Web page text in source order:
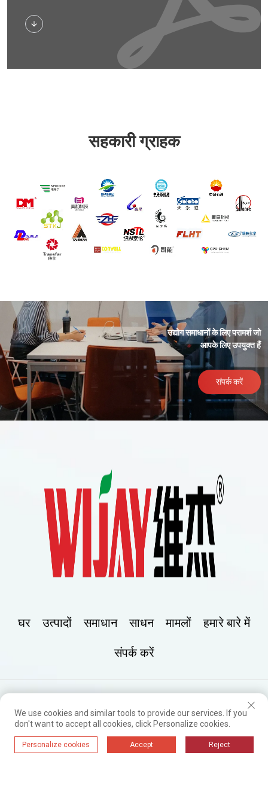
डाउनलोड
सहकारी ग्राहक
उद्योग समाधानों के लिए परामर्श जो
आपके लिए उपयुक्त हैं
संपर्क करें
घर उत्पादों समाधान साधन मामलों हमारे बारे में
संपर्क करें
डोंगगुआन सिटी, गुआंग्डोंग प्रांत
+86 13631706915
We use cookies and similar tools to provide our services. If you
don't want to accept all cookies, click Personalize cookies.
Personalize cookies Accept Reject